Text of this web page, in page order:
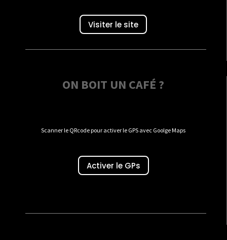
Visiter le site
ON BOIT UN CAFÉ ?
Scanner le QRcode pour activer le GPS avec Goolge Maps
Activer le GPs